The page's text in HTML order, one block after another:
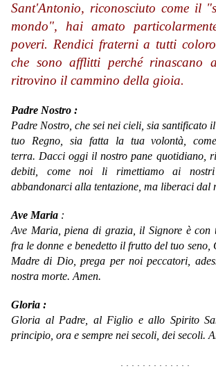
Sant'Antonio, riconosciuto come il
mondo", hai amato
poveri. Rendici fraterni a tutti
che sono afflitti perché rinascano
ritrovino il cammino della gioia.
Padre Nostro :
Padre Nostro, che sei nei cieli, sia santificato
tuo Regno, sia fatta la tua volontà,
terra. Dacci oggi il nostro pane quotidiano,
debiti, come noi li rimettiamo ai
abbandonarci alla tentazione, ma liberaci dal
Ave Maria :
Ave Maria,piena di grazia, il Signore è con
fra le donne e benedetto il frutto del tuo seno,
Madre di Dio,prega per noi peccatori,
nostra morte. Amen.
Gloria :
Gloria al Padre, al Figlio e allo Spirito
principio, ora e sempre nei secoli, dei secoli.